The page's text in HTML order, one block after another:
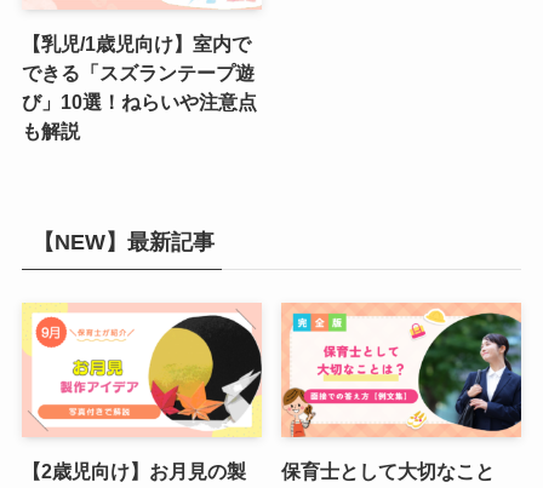
【乳児/1歳児向け】室内で
できる「スズランテープ遊
び」10選！ねらいや注意点
も解説
【NEW】最新記事
【2歳児向け】お月見の製
保育士として大切なこと